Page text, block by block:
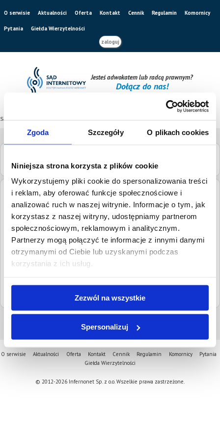
Zgoda Szczegóły O plikach cookies
Niniejsza strona korzysta z plików cookie
Wykorzystujemy pliki cookie do spersonalizowania treści
i reklam, aby oferować funkcje społecznościowe i
analizować ruch w naszej witrynie. Informacje o tym, jak
korzystasz z naszej witryny, udostępniamy partnerom
społecznościowym, reklamowym i analitycznym.
Partnerzy mogą połączyć te informacje z innymi danymi
otrzymanymi od Ciebie lub uzyskanymi podczas
korzystania z ich usług.
Zezwól na wszystkie
Spersonalizuj
O serwisie Aktualności Oferta Kontakt Cennik Regulamin Komornicy
Pytania
Giełda Wierzytelności
zaloguj
Jesteś adwokatem lub radcą prawnym?
Dołącz do nas!
Sąd internetowy
Adres: Króla Kazimierza Wielkiego 45, 32-300 Olkusz
Numery
kontaktowe:
tel. 32 626 11 55
Adresy email:
administracja@olkusz.sr.gov.pl
boi@olkusz.sr.gov.pl
O serwisie Aktualności Oferta Kontakt Cennik Regulamin Komornicy
Pytania
Giełda Wierzytelności
© 2012-2026 Infernonet Sp. z o.o. Wszelkie prawa zastrzeżone.